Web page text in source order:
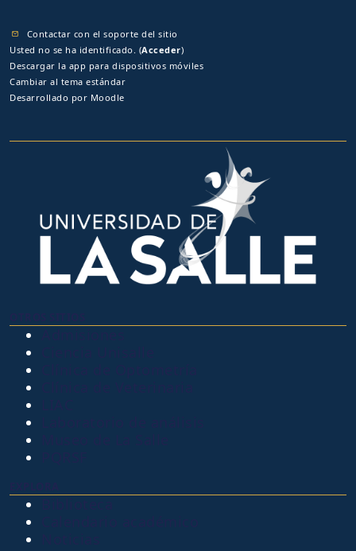
Contactar con el soporte del sitio
Usted no se ha identificado. (Acceder)
Descargar la app para dispositivos móviles
Cambiar al tema estándar
Desarrollado por Moodle